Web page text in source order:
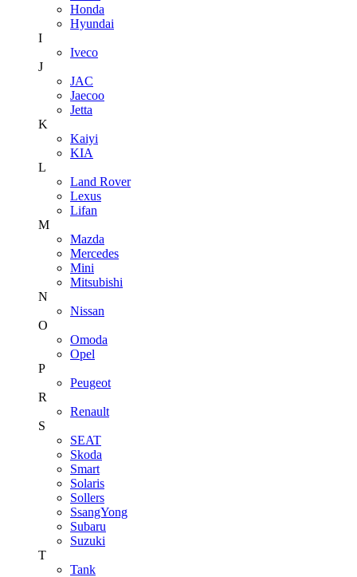
Honda
Hyundai
I
Iveco
J
JAC
Jaecoo
Jetta
K
Kaiyi
KIA
L
Land Rover
Lexus
Lifan
M
Mazda
Mercedes
Mini
Mitsubishi
N
Nissan
O
Omoda
Opel
P
Peugeot
R
Renault
S
SEAT
Skoda
Smart
Solaris
Sollers
SsangYong
Subaru
Suzuki
T
Tank